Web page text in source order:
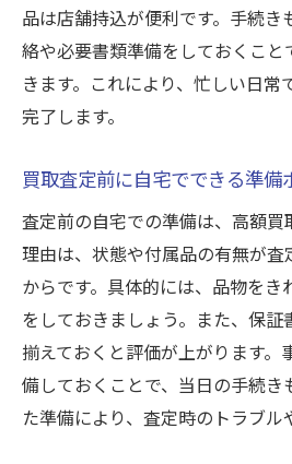
買取バイヤーの選択が
買取額アップを狙うた
買取で複数バイヤー比
買取バイヤーの専門アド
買取でバイヤー選びと
理由
遺品整理時に役立つ買取サ
買取サービス選びで遺
方法
買取利用で遺品査定を
品は店舗持込が便利です。手続き
絡や必要書類準備をしておくこ
きます。これにより、忙しい日常
完了します。
買取査定前に自宅でできる準備
査定前の自宅での準備は、高額買
理由は、状態や付属品の有無が査
からです。具体的には、品物をき
をしておきましょう。また、保証
揃えておくと評価が上がります。
備しておくことで、当日の手続き
た準備により、査定時のトラブル